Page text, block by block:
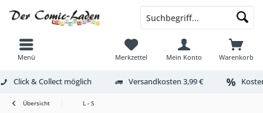
Menü Warenkorb
Merkzettel Mein Konto
Click & Collect möglich Versandkosten 3,99 €
Übersicht L - S